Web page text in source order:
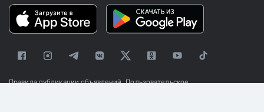
Правила публикации объявлений Пользовательское